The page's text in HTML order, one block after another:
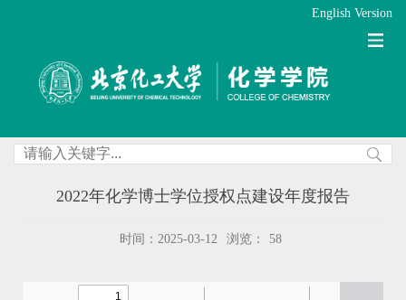
English Version
2022年化学博士学位授权点建设年度报告
时间：2025-03-12 浏览： 58